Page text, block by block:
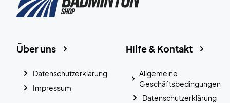
Hilfe & Kontakt
Allgemeine
Geschäftsbedingungen
Datenschutzerklärung
Über uns
Datenschutzerklärung
Impressum